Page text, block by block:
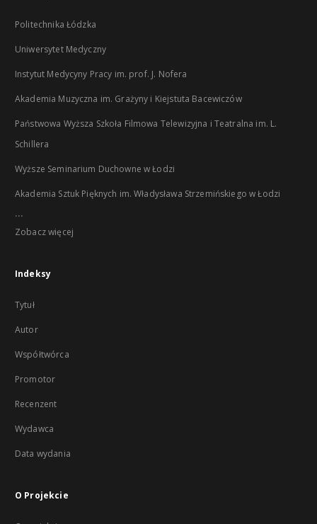
Politechnika Łódzka
Uniwersytet Medyczny
Instytut Medycyny Pracy im. prof. J. Nofera
Akademia Muzyczna im. Grażyny i Kiejstuta Bacewiczów
Państwowa Wyższa Szkoła Filmowa Telewizyjna i Teatralna im. L.
Schillera
Wyższe Seminarium Duchowne w Łodzi
Akademia Sztuk Pięknych im. Władysława Strzemińskiego w Łodzi
...
Zobacz więcej
Indeksy
Tytuł
Autor
Współtwórca
Promotor
Recenzent
Wydawca
Data wydania
O Projekcie